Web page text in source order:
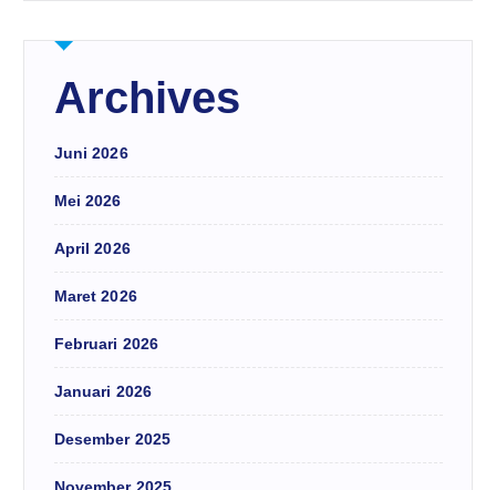
Archives
Juni 2026
Mei 2026
April 2026
Maret 2026
Februari 2026
Januari 2026
Desember 2025
November 2025